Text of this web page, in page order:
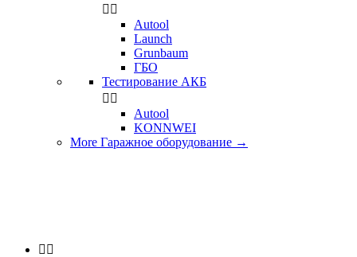
 
Autool
Launch
Grunbaum
ГБО
Тестирование АКБ
 
Autool
KONNWEI
More Гаражное оборудование →
 